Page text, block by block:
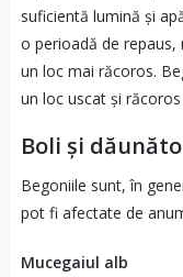
suficientă lumină și
o perioadă de repaus,
un loc mai răcoros.
un loc uscat și
Boli și
Begoniile sunt, în
pot fi afectate de
Mucegaiul alb